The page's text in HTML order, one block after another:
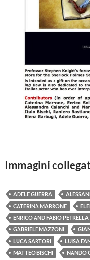
Immagini
ADELE GUERRA
CATERINA MARRONE
ENRICO AND FABIO PETRELLA
GABRIELE MAZZONI
LUCA SARTORI
LUISA
MATTEO BISCHI
NANDO